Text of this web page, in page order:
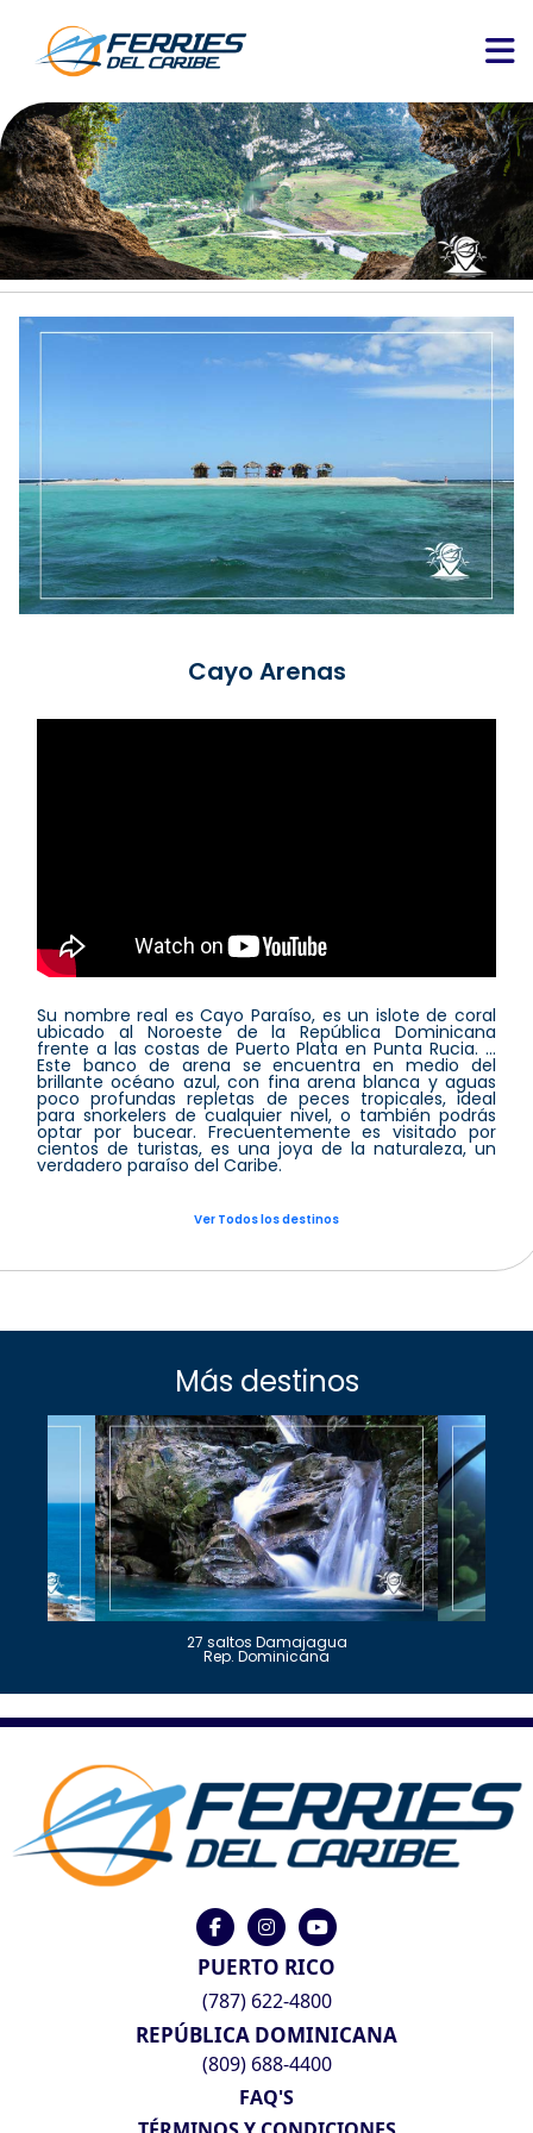
Cayo Arenas
Su nombre real es Cayo Paraíso, es un islote de coral
ubicado al Noroeste de la República Dominicana
frente a las costas de Puerto Plata en Punta Rucia. ...
Este banco de arena se encuentra en medio del
brillante océano azul, con fina arena blanca y aguas
poco profundas repletas de peces tropicales, ideal
para snorkelers de cualquier nivel, o también podrás
optar por bucear. Frecuentemente es visitado por
cientos de turistas, es una joya de la naturaleza, un
verdadero paraíso del Caribe.
Ver Todos los destinos
Más destinos
27 saltos Damajagua
Rep. Dominicana
PUERTO RICO
(787) 622-4800
REPÚBLICA DOMINICANA
(809) 688-4400
FAQ'S